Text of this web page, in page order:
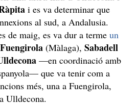
i es va determinar que
al sud, a Andalusia.
de maig, es va dur a terme un
Fuengirola (Màlaga), Sabadell
—en coordinació amb
que va tenir com a
més, una a Fuengirola,
Ulldecona.